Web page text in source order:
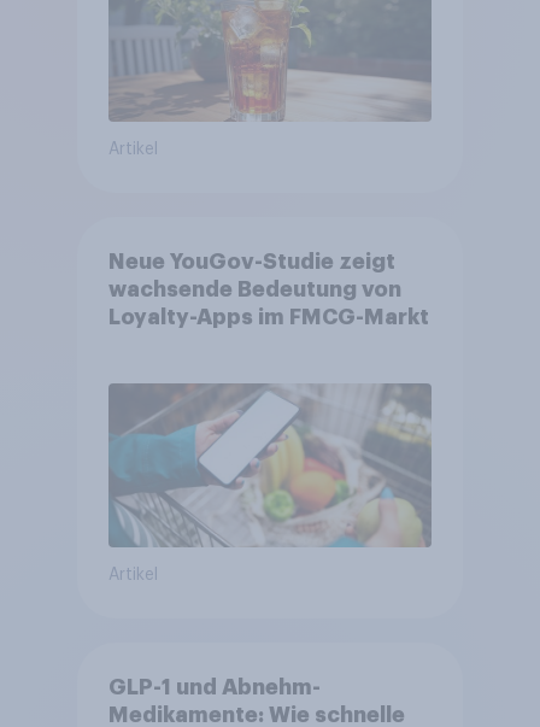
Artikel
Neue YouGov-Studie zeigt
wachsende Bedeutung von
Loyalty-Apps im FMCG-Markt
Artikel
GLP-1 und Abnehm-
Medikamente: Wie schnelle